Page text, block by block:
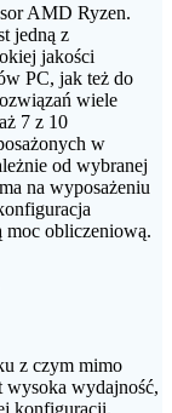
AMD Ryzen.
jedną z
jakości
PC, jak też do
wiele
7 z 10
w
od wybranej
na wyposażeniu
moc obliczeniową.
z czym mimo
wysoka wydajność,